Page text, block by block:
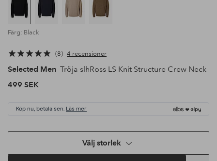
Färg: Black
8 4 recensioner
Selected Men Tröja slhRoss LS Knit Structure Crew Neck
499 SEK
Köp nu, betala sen. Läs mer
Välj storlek